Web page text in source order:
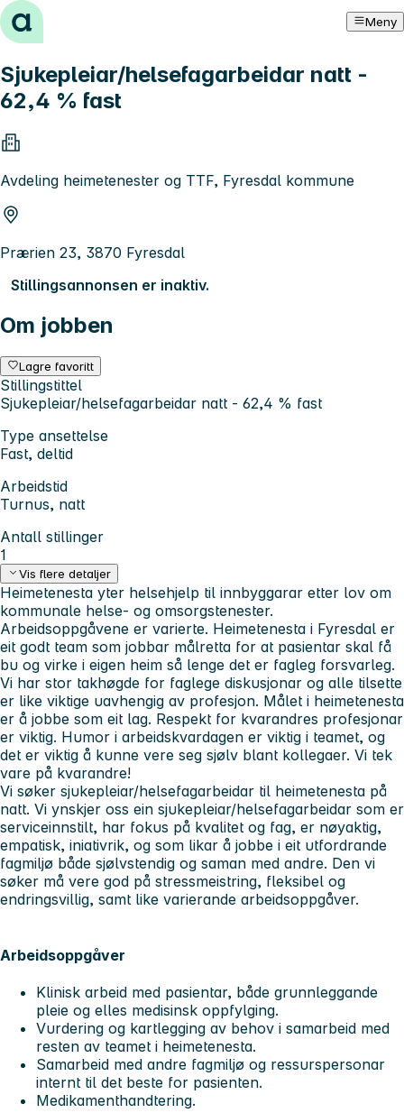
Hopp til innhold Meny
Sjukepleiar/helsefagarbeidar natt -
62,4 % fast
Avdeling heimetenester og TTF, Fyresdal kommune
Prærien 23, 3870 Fyresdal
Stillingsannonsen er inaktiv.
Om jobben
Lagre favoritt
Stillingstittel
Sjukepleiar/helsefagarbeidar natt - 62,4 % fast
Type ansettelse
Fast, deltid
Arbeidstid
Turnus, natt
Antall stillinger
1
Vis flere detaljer
Heimetenesta yter helsehjelp til innbyggarar etter lov om
kommunale helse- og omsorgstenester.
Arbeidsoppgåvene er varierte. Heimetenesta i Fyresdal er
eit godt team som jobbar målretta for at pasientar skal få
bu og virke i eigen heim så lenge det er fagleg forsvarleg.
Vi har stor takhøgde for faglege diskusjonar og alle tilsette
er like viktige uavhengig av profesjon. Målet i heimetenesta
er å jobbe som eit lag. Respekt for kvarandres profesjonar
er viktig. Humor i arbeidskvardagen er viktig i teamet, og
det er viktig å kunne vere seg sjølv blant kollegaer. Vi tek
vare på kvarandre!
Vi søker sjukepleiar/helsefagarbeidar til heimetenesta på
natt. Vi ynskjer oss ein sjukepleiar/helsefagarbeidar som er
serviceinnstilt, har fokus på kvalitet og fag, er nøyaktig,
empatisk, iniativrik, og som likar å jobbe i eit utfordrande
fagmiljø både sjølvstendig og saman med andre. Den vi
søker må vere god på stressmeistring, fleksibel og
endringsvillig, samt like varierande arbeidsoppgåver.
Arbeidsoppgåver
Klinisk arbeid med pasientar, både grunnleggande
pleie og elles medisinsk oppfylging.
Vurdering og kartlegging av behov i samarbeid med
resten av teamet i heimetenesta.
Samarbeid med andre fagmiljø og ressurspersonar
internt til det beste for pasienten.
Medikamenthandtering.